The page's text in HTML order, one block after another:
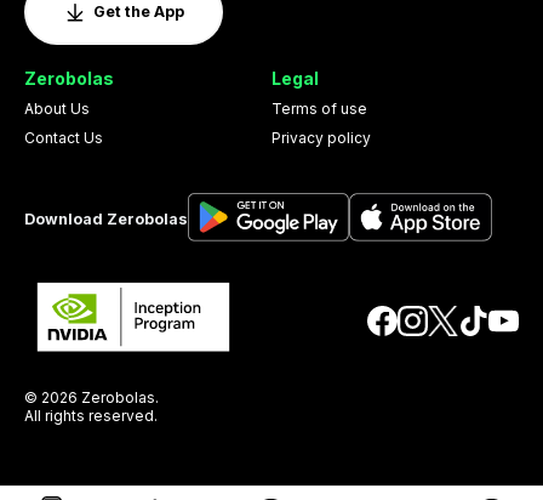
Get the App
Zerobolas
About Us
Contact Us
Legal
Terms of use
Privacy policy
Download Zerobolas
© 2026 Zerobolas.
All rights reserved.